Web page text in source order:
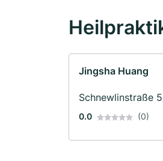
Jingsha Huang
Schnewlinstraße
0.0 (0)